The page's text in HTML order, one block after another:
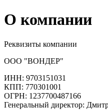
О компании
Реквизиты компании
ООО "ВОНДЕР"
ИНН: 9703151031
КПП: 770301001
ОГРН: 1237700487166
Генеральный директор: